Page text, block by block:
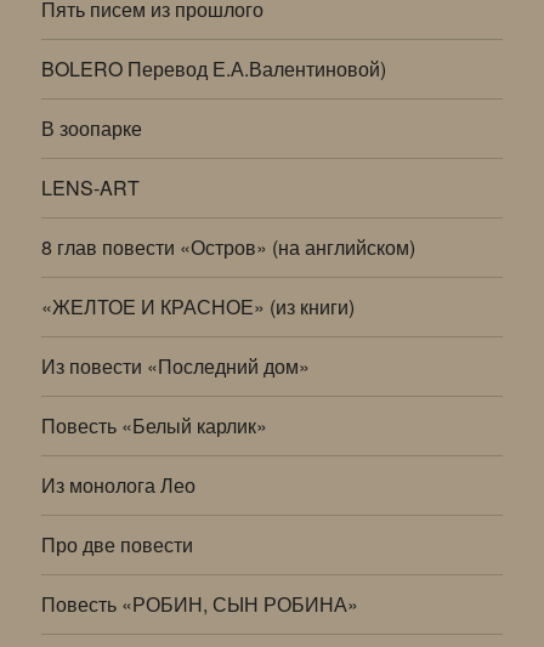
Пять писем из прошлого
BOLERO Перевод Е.А.Валентиновой)
В зоопарке
LENS-ART
8 глав повести «Остров» (на английском)
«ЖЕЛТОЕ И КРАСНОЕ» (из книги)
Из повести «Последний дом»
Повесть «Белый карлик»
Из монолога Лео
Про две повести
Повесть «РОБИН, СЫН РОБИНА»